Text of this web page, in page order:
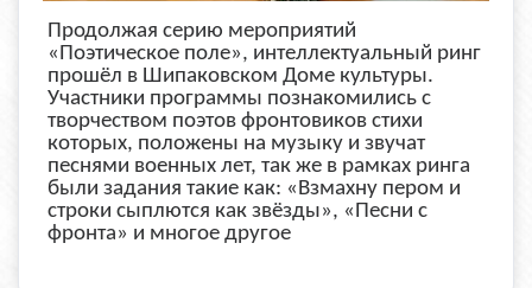
Продолжая серию мероприятий
«Поэтическое поле», интеллектуальный ринг
прошёл в Шипаковском Доме культуры.
Участники программы познакомились с
творчеством поэтов фронтовиков стихи
которых, положены на музыку и звучат
песнями военных лет, так же в рамках ринга
были задания такие как: «Взмахну пером и
строки сыплются как звёзды», «Песни с
фронта» и многое другое